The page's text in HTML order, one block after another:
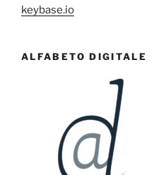
keybase.io
ALFABETO DIGITALE